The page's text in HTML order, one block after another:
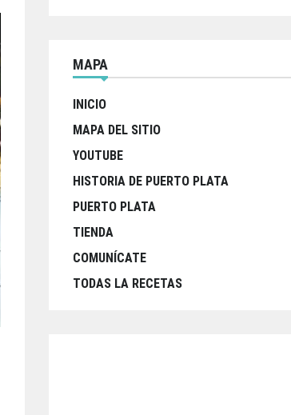
MAPA
INICIO
MAPA DEL SITIO
YOUTUBE
HISTORIA DE PUERTO PLATA
PUERTO PLATA
TIENDA
COMUNÍCATE
TODAS LA RECETAS